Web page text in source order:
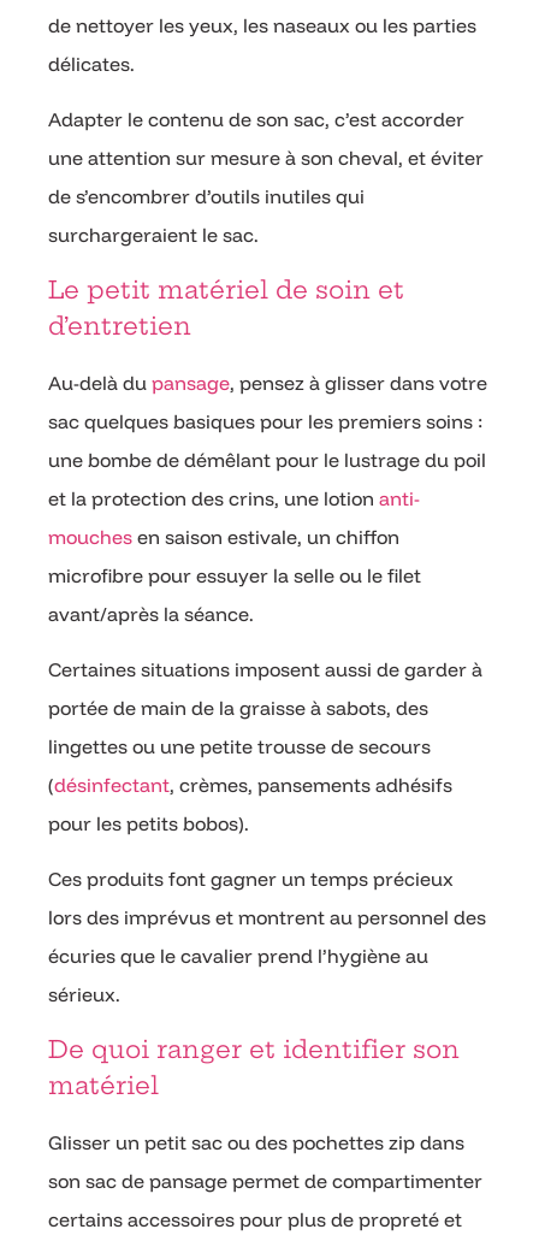
de nettoyer les yeux, les naseaux ou les parties
délicates.
Adapter le contenu de son sac, c’est accorder
une attention sur mesure à son cheval, et éviter
de s’encombrer d’outils inutiles qui
surchargeraient le sac.
Le petit matériel de soin et
d’entretien
Au-delà du pansage, pensez à glisser dans votre
sac quelques basiques pour les premiers soins :
une bombe de démêlant pour le lustrage du poil
et la protection des crins, une lotion anti-
mouches en saison estivale, un chiffon
microfibre pour essuyer la selle ou le filet
avant/après la séance.
Certaines situations imposent aussi de garder à
portée de main de la graisse à sabots, des
lingettes ou une petite trousse de secours
(désinfectant, crèmes, pansements adhésifs
pour les petits bobos).
Ces produits font gagner un temps précieux
lors des imprévus et montrent au personnel des
écuries que le cavalier prend l’hygiène au
sérieux.
De quoi ranger et identifier son
matériel
Glisser un petit sac ou des pochettes zip dans
son sac de pansage permet de compartimenter
certains accessoires pour plus de propreté et